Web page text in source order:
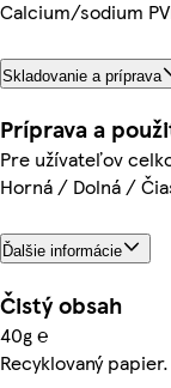
Calcium/sodium
Skladovanie a príprava
Príprava a
Pre užívateľov
Horná / Dolná /
Ďalšie informácie
Čistý obsah
40g ℮
Recyklovaný papier.